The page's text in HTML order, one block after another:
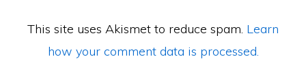
This site uses Akismet to reduce spam. Learn
how your comment data is processed.
Laman Website/ Blog ini didaftarkan dibawah syarikat ZIKRI TECHNO
ENTERPRISE (JR0050749-T) beralamat di POS 157, KAMPUNG PARIT
NO2, JALAN YUSOF, 83610, MUAR, JOHOR.